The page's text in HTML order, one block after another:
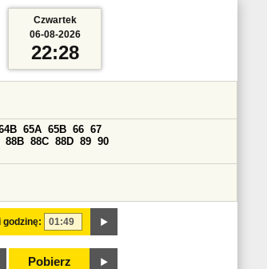
godzinę:
65A 65B 66 67
88B 88C 88D 89 90
Pobierz
Czwartek
06-08-2026
22:28